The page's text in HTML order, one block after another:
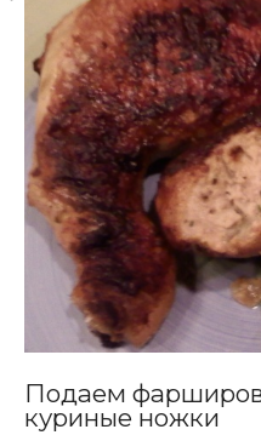
Подаем
куриные ножки